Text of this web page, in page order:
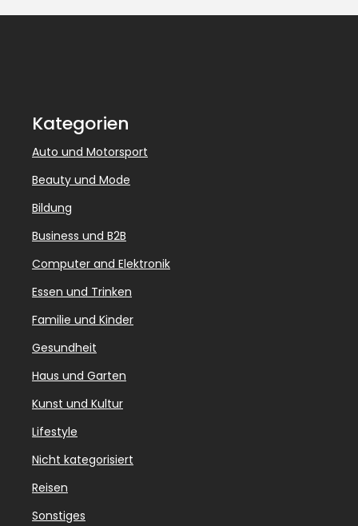
Kategorien
Auto und Motorsport
Beauty und Mode
Bildung
Business und B2B
Computer and Elektronik
Essen und Trinken
Familie und Kinder
Gesundheit
Haus und Garten
Kunst und Kultur
Lifestyle
Nicht kategorisiert
Reisen
Sonstiges